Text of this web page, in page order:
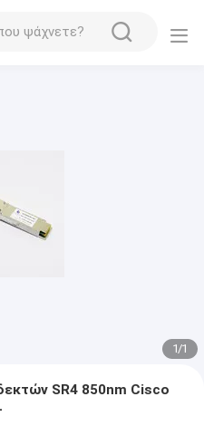
1/1
SR4 850nm Cisco